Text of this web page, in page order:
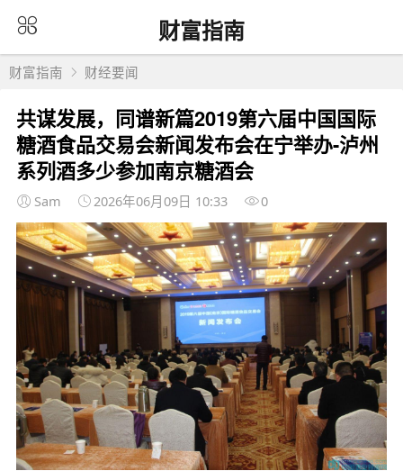
财富指南
财富指南 财经要闻
共谋发展，同谱新篇2019第六届中国国际
糖酒食品交易会新闻发布会在宁举办-泸州
系列酒多少参加南京糖酒会
Sam 2026年06月09日 10:33 0